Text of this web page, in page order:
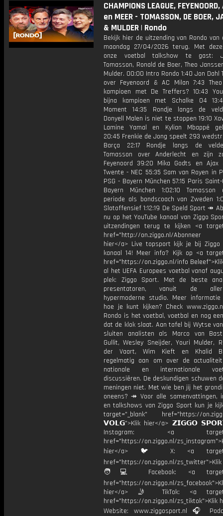
CHAMPIONS LEAGUE,
en MEER - TOMASSON, DE BOER,
& MULDER | Rondo
Bekijk hier de uitzending van Rondo van
maandag 27/04/2026 terug. Met
onze voetbal talkshow te gast:
Tomasson, Ronald de Boer, Theo
Mulder. 00:00 Intro Rondo 1:40 Jon Dahl
over Feyenoord & AC Milan 7:43
kampioen met De Treffers? 10:43
bijna kampioen met Schalke 04
Moment 14:35 Rondje langs de
Donyell Malen is niet te stoppen 19:10
Lamine Yamal en Kylian Mbappé
20:45 Frenkie de Jong speelt 293
Barça 22:17 Rondje langs de
Tomasson over Anderlecht en zijn
Feyenoord 39:20 Mika Godts en Ajax
Twente - NEC 55:35 Sam van Royen in
PSG - Bayern München 57:15 Paris
Bayern München 1:02:10
periode als bondscoach van Zweden
Slotoffensief 1:12:19 De Speld Sport ↠
nu op het YouTube kanaal van Ziggo
uitzendingen terug te kijken <a
href="http://on.ziggo.nl/
hier</a> Live topsport kijk je bij
kanaal 14! Meer info? Kijk op <a
href="https://on.ziggo.nl/info
al het UEFA Europees voetbal vanaf
plek: Ziggo Sport. Met de beste
presentatoren, vanuit de
hypermoderne studio. Meer
hoe je kunt kijken? Check
Rondo is het voetbal, voetbal en nog
dat de klok slaat. Aan tafel bij Wytse
sluiten analisten als Marco van
Gullit, Wesley Sneijder, Youri Mulder,
der Vaart, Wim Kieft en Khalid
regelmatig aan om over de
nationale en internationale
discussiëren. De deskundigen schuwen
meningen niet. Met wie ben jij het
oneens? ↠ Voor alle samenvattingen,
en talkshows van Ziggo Sport kun je
target="_blank" href="https://
𝗩𝗢𝗟𝗚">Klik hier</a> 𝗭𝗜𝗚𝗚𝗢
Instagram: <a
href="https://on.ziggo.nl/
hier</a> 🐦 X: <a
href="https://on.ziggo.nl/
🧑💻 Facebook: <a
href="https://on.ziggo.nl/
hier</a> 🤳 TikTok: <a
href="https://on.ziggo.nl/zs_tiktok">Klik
Website: www.ziggosport.nl 🎧